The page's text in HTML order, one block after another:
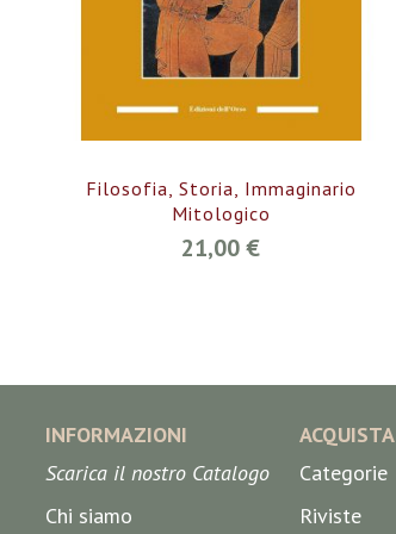
Filosofia, Storia, Immaginario
Mitologico
21,00 €
INFORMAZIONI
Scarica il nostro Catalogo
Chi siamo
ACQUISTA
Categorie
Riviste